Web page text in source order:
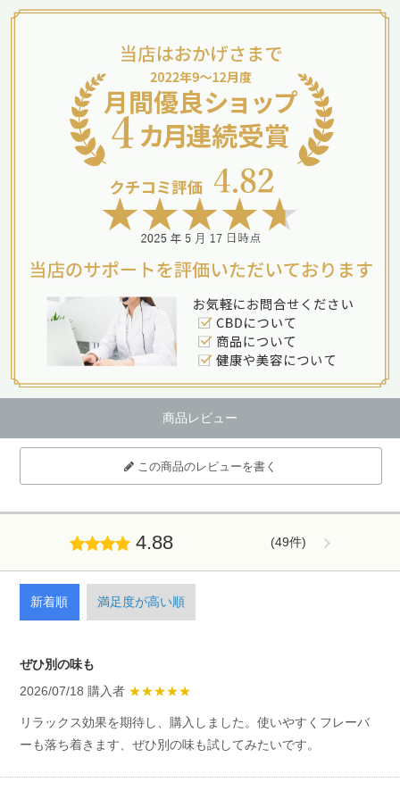
商品レビュー
この商品のレビューを書く
4.88 (49件)
新着順 満足度が高い順
ぜひ別の味も
2026/07/18 購入者 ★★★★★
リラックス効果を期待し、購入しました。使いやすくフレーバ
ーも落ち着きます、ぜひ別の味も試してみたいです。